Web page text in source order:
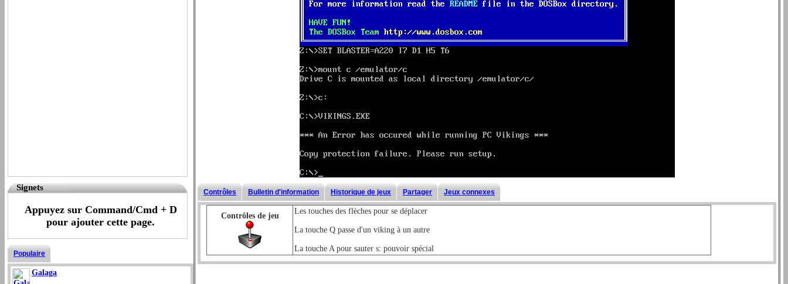
Signets
Appuyez sur Command/Cmd + D
pour ajouter cette page.
Populaire
Galaga
Contrôles Bulletin d'information Historique de jeux Partager Jeux connexes
Contrôles de jeu
Les touches des flèches pour se déplacer
La touche Q passe d'un viking à un autre
La touche A pour sauter s: pouvoir spécial